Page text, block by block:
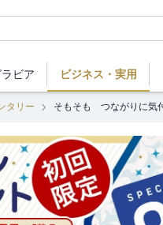
ビア ビジネス ・実用
タリー そもそも つながりに気